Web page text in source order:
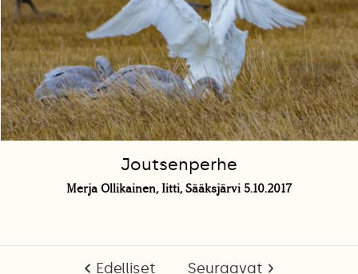
Joutsenperhe
Merja Ollikainen, Iitti, Sääksjärvi 5.10.2017
Edelliset Seuraavat